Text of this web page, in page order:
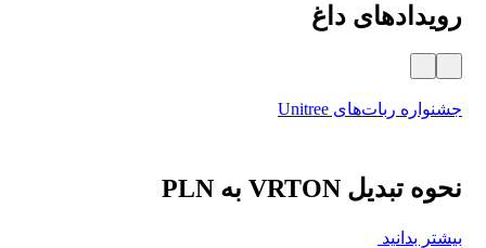
رویدادهای داغ
جشنواره ربات‌های Unitree
نحوه تبدیل VRTON به PLN
بیشتر بدانید